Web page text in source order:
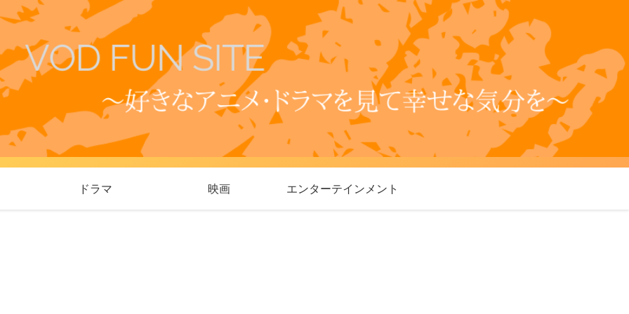
ドラマ 映画 エンターテインメント